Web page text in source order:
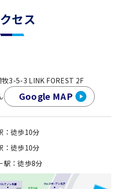
セス
3-5-3 LINK FOREST 2F
Google MAP
：徒歩10分
：徒歩10分
駅：徒歩8分